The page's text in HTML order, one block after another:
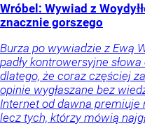
Wróbel: Wywiad z
znacznie gorszego
Burza po wywiadzie z Ewą
padły kontrowersyjne
dlatego, że coraz częściej
opinie wygłaszane bez
Internet od dawna premiuje
lecz tych, którzy mówią